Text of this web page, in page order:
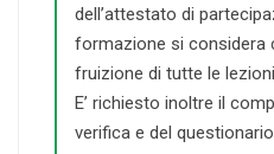
dell’attestato di
formazione si considera
fruizione di tutte le
E’ richiesto inoltre il
verifica e del